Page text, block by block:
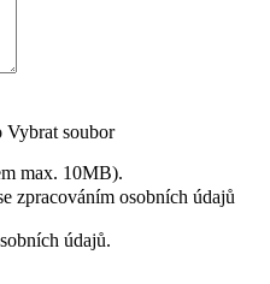
Vybrat soubor
max. 10MB).
zpracováním osobních údajů
údajů.